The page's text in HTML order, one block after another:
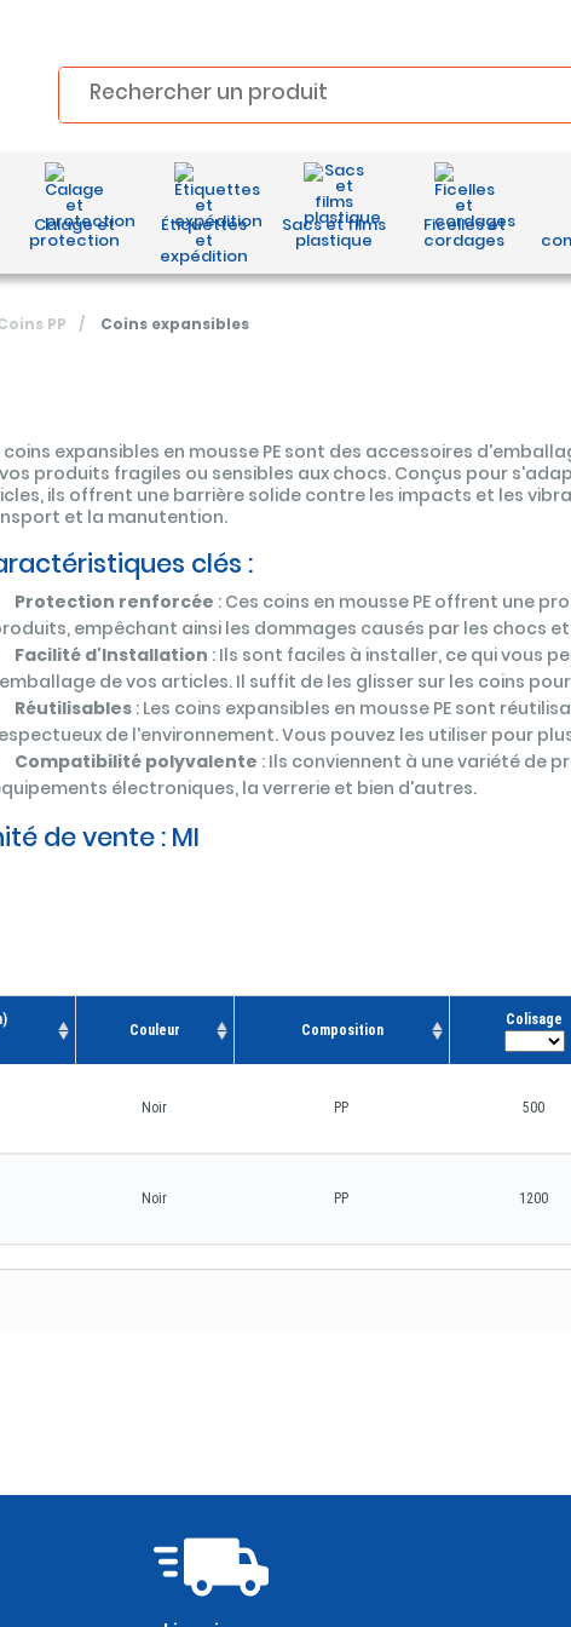
Calage et
protection
Étiquettes
et
expédition
Sacs et films
plastique
Ficelles et
cordages
PP / Coins expansibles
coins expansibles en mousse PE sont des accessoires
produits fragiles ou sensibles aux chocs. Conçus pour
ils offrent une barrière solide contre les impacts et les
et la manutention.
clés :
Protection renforcée : Ces coins en mousse PE offrent une
empêchant ainsi les dommages causés par les chocs
Facilité d'Installation : Ils sont faciles à installer, ce qui vous
de vos articles. Il suffit de les glisser sur les coins
Réutilisables: Les coins expansibles en mousse PE sont
de l'environnement. Vous pouvez les utiliser pour
Compatibilité polyvalente : Ils conviennent à une variété de
électroniques, la verrerie et bien d'autres.
de vente : MI
Couleur Composition
Colisage
Noir PP 500
Noir PP 1200